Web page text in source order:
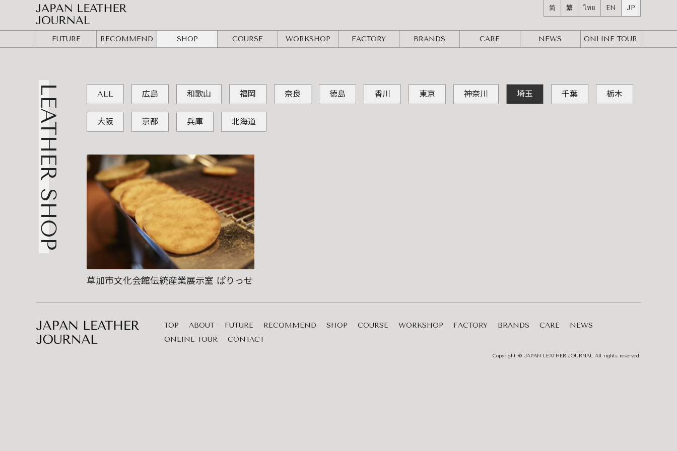
简 繁 ไทย EN JP
FUTURE RECOMMEND SHOP COURSE WORKSHOP FACTORY BRANDS CARE NEWS ONLINE TOUR
LEATHER SHOP ALL 広島 和歌山 福岡 奈良 徳島 香川 東京 神奈川 埼玉 千葉 栃木
大阪 京都 兵庫 北海道
草加市文化会館伝統産業展示室 ぱりっせ
TOP ABOUT FUTURE RECOMMEND SHOP COURSE WORKSHOP FACTORY BRANDS CARE
NEWS
ONLINE TOUR
CONTACT
Copyright © JAPAN LEATHER JOURNAL All rights reserved.